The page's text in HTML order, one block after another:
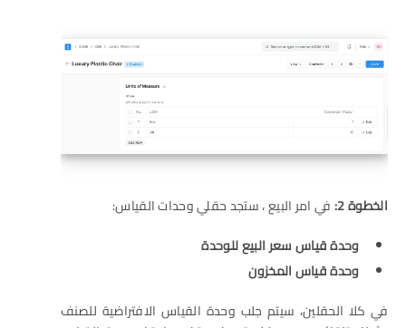
الخطوة 2:
في امر البيع ، ستجد حقلي وحدات القياس:
وحدة قياس سعر البيع للوحدة
وحدة قياس المخزون
في كلا الحقلين، سيتم جلب وحدة القياس الافتراضية للصنف